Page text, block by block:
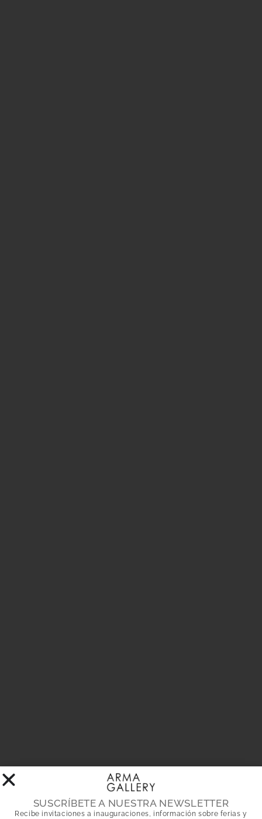
SUSCRÍBETE A NUESTRA NEWSLETTER
Recibe invitaciones a inauguraciones, información sobre ferias y